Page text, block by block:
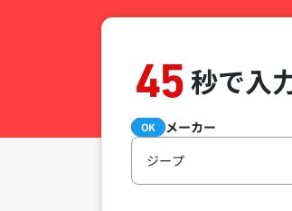
45秒で入
必須 メーカー
OK
ジープ